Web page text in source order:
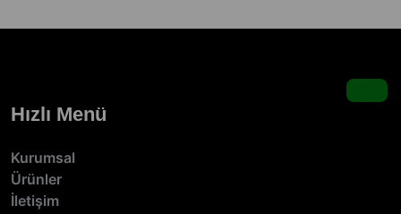
Hızlı Menü
Kurumsal
Ürünler
İletişim